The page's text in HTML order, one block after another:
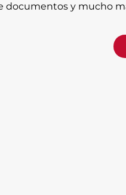
documentos y mucho